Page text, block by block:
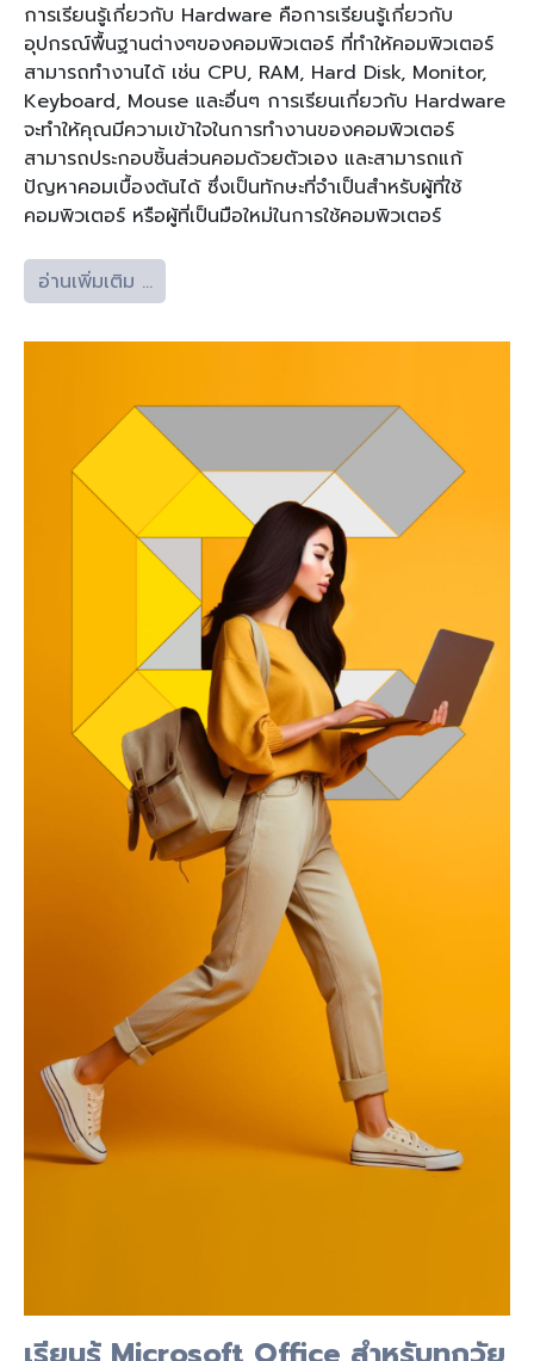
การเรียนรู้เกี่ยวกับ Hardware คือการเรียนรู้เกี่ยวกับ
อุปกรณ์พื้นฐานต่างๆของคอมพิวเตอร์ ที่ทำให้คอมพิวเตอร์
สามารถทำงานได้ เช่น CPU, RAM, Hard Disk, Monitor,
Keyboard, Mouse และอื่นๆ การเรียนเกี่ยวกับ Hardware
จะทำให้คุณมีความเข้าใจในการทำงานของคอมพิวเตอร์
สามารถประกอบชิ้นส่วนคอมด้วยตัวเอง และสามารถแก้
ปัญหาคอมเบื้องต้นได้ ซึ่งเป็นทักษะที่จำเป็นสำหรับผู้ที่ใช้
คอมพิวเตอร์ หรือผู้ที่เป็นมือใหม่ในการใช้คอมพิวเตอร์
อ่านเพิ่มเติม …